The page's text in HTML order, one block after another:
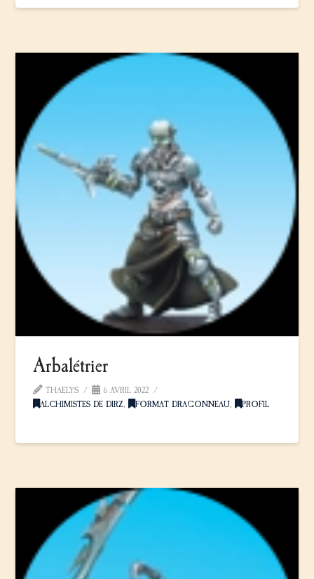
Arbalétrier
THAELYS
6 AVRIL 2022
ALCHIMISTES DE DIRZ, FORMAT DRAGONNEAU, PROFIL